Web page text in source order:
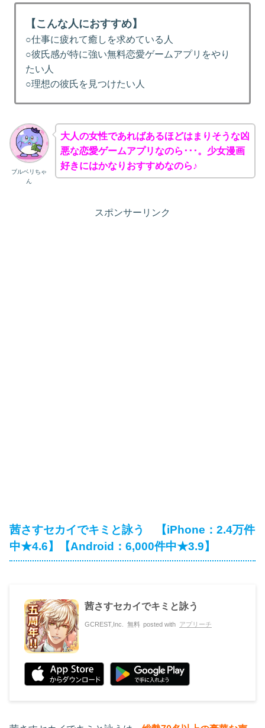
【こんな人におすすめ】
○仕事に疲れて癒しを求めている人
○彼氏感が特に強い無料恋愛ゲームアプリをやり
たい人
○理想の彼氏を見つけたい人
ブルベリちゃ
ん
大人の女性であればあるほどはまりそうな凶
悪な恋愛ゲームアプリなのら･･･。少女漫画
好きにはかなりおすすめなのら♪
スポンサーリンク
茜さすセカイでキミと詠う 【iPhone：2.4万件
中★4.6】【Android：6,000件中★3.9】
茜さすセカイでキミと詠う
GCREST,Inc. 無料 posted with アプリーチ